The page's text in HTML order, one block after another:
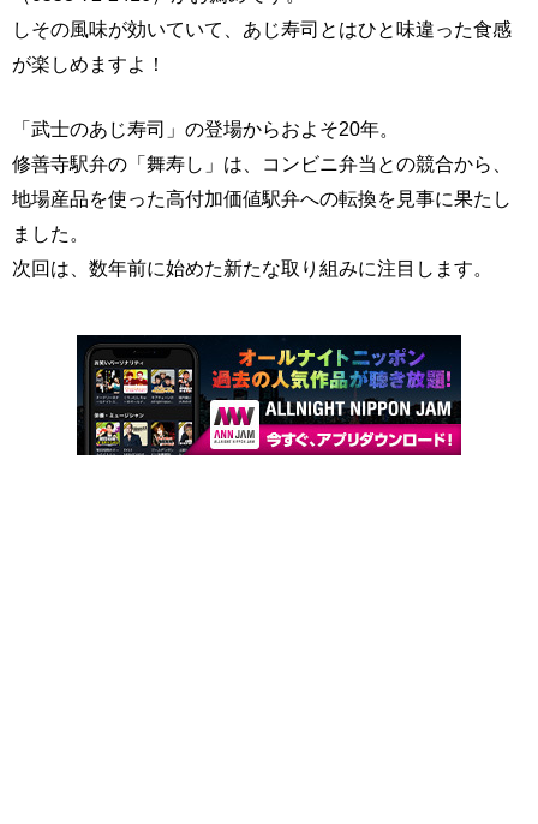
しその風味が効いていて、あじ寿司とはひと味違った食感
が楽しめますよ！
「武士のあじ寿司」の登場からおよそ20年。
修善寺駅弁の「舞寿し」は、コンビニ弁当との競合から、
地場産品を使った高付加価値駅弁への転換を見事に果たし
ました。
次回は、数年前に始めた新たな取り組みに注目します。